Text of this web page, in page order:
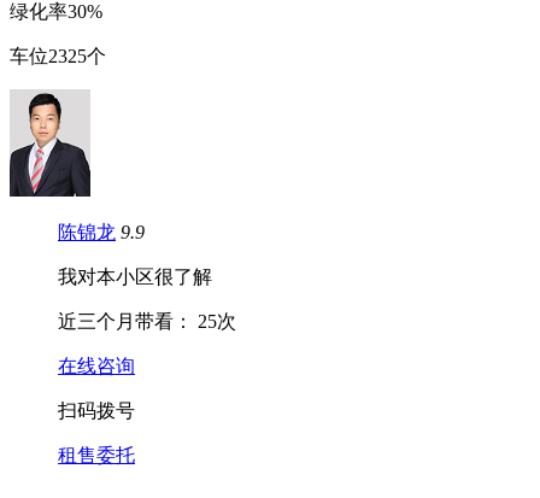
绿化率30%
车位2325个
陈锦龙 9.9
我对本小区很了解
近三个月带看： 25次
在线咨询
扫码拨号
租售委托